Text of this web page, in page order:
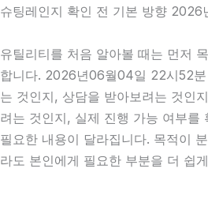
슈팅레인지 확인 전 기본 방향
유틸리티를 처음 알아볼 때는 먼저
합니다. 2026년06월04일 22시52분
는 것인지, 상담을 받아보려는 것인
려는 것인지, 실제 진행 가능 여부를
필요한 내용이 달라집니다. 목적이
라도 본인에게 필요한 부분을 더 쉽